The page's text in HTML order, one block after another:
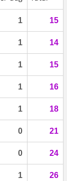
1 15
1 14
1 15
1 16
1 18
0 21
0 24
1 26